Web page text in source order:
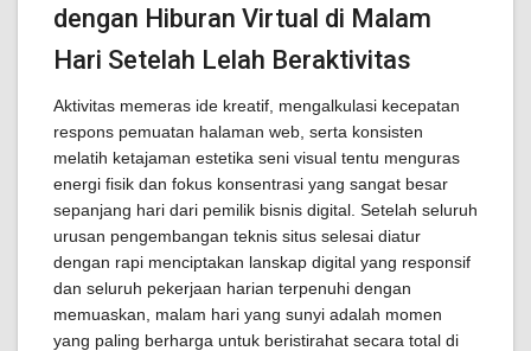
dengan Hiburan Virtual di Malam
Hari Setelah Lelah Beraktivitas
Aktivitas memeras ide kreatif, mengalkulasi kecepatan
respons pemuatan halaman web, serta konsisten
melatih ketajaman estetika seni visual tentu menguras
energi fisik dan fokus konsentrasi yang sangat besar
sepanjang hari dari pemilik bisnis digital. Setelah seluruh
urusan pengembangan teknis situs selesai diatur
dengan rapi menciptakan lanskap digital yang responsif
dan seluruh pekerjaan harian terpenuhi dengan
memuaskan, malam hari yang sunyi adalah momen
yang paling berharga untuk beristirahat secara total di